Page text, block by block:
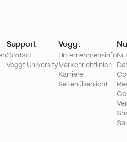
Support
Contact
Voggt University
Voggt
Unternehmensinfo
Markenrichtlinien
Karriere
Seitenübersicht